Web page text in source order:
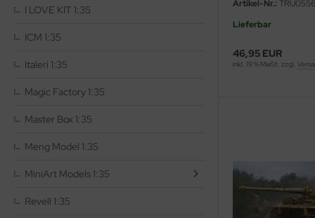
I LOVE KIT 1:35
ICM 1:35
Italeri 1:35
Magic Factory 1:35
Master Box 1:35
Meng Model 1:35
MiniArt Models 1:35
Revell 1:35
Artikel-Nr.:
Lieferbar
46,95 EUR
inkl. 19 % MwSt. zzgl.
Hobby
Werk
Materials